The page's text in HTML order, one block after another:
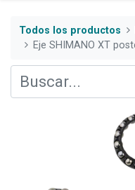
Todos los productos
Eje SHIMANO XT